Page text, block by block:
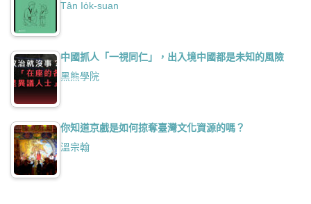
Tân Io̍k-suan
中國抓人「一視同仁」，出入境中國都是未知的風險
黑熊學院
你知道京戲是如何掠奪臺灣文化資源的嗎？
溫宗翰